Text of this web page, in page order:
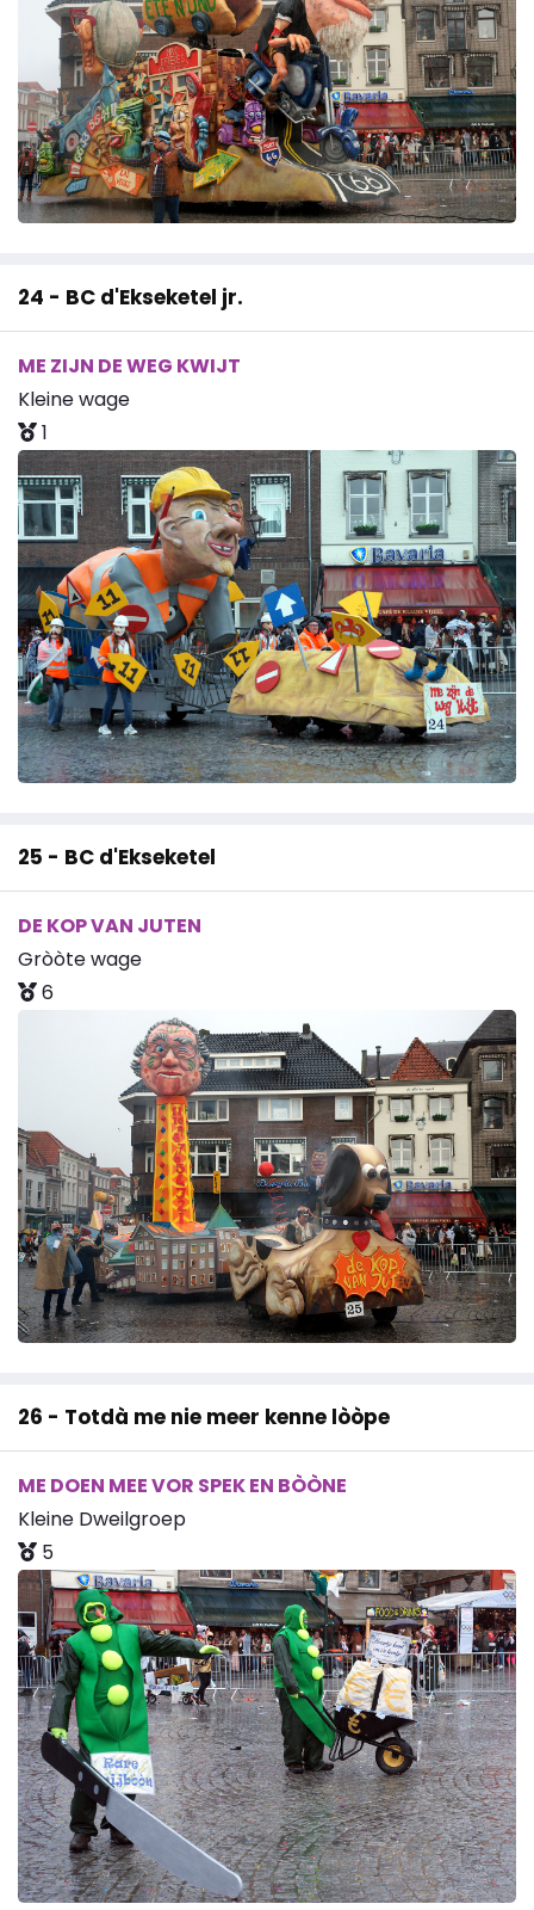
24 - BC d'Ekseketel jr.
ME ZIJN DE WEG KWIJT
Kleine wage
1
25 - BC d'Ekseketel
DE KOP VAN JUTEN
Gròòte wage
6
26 - Totdà me nie meer kenne lòòpe
ME DOEN MEE VOR SPEK EN BÒÒNE
Kleine Dweilgroep
5